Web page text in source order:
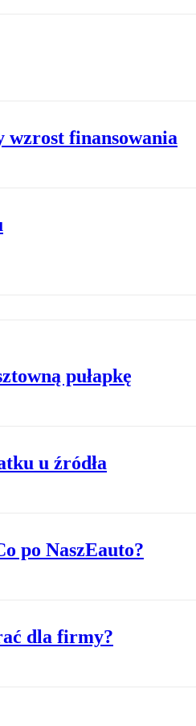
wzrost finansowania
pułapkę
u źródła
po NaszEauto?
dla firmy?